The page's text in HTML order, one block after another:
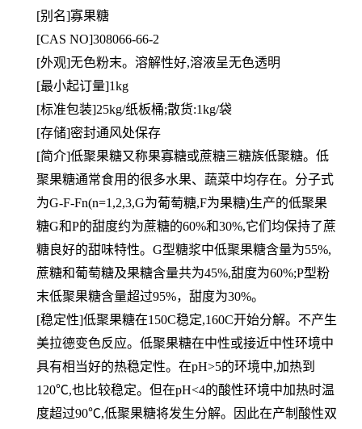
[别名]寡果糖
[CAS NO]308066-66-2
[外观]无色粉末。溶解性好,溶液呈无色透明
[最小起订量]1kg
[标准包装]25kg/纸板桶;散货:1kg/袋
[存储]密封通风处保存
[简介]低聚果糖又称果寡糖或蔗糖三糖族低聚糖。低
聚果糖通常食用的很多水果、蔬菜中均存在。分子式
为G-F-Fn(n=1,2,3,G为葡萄糖,F为果糖)生产的低聚果
糖G和P的甜度约为蔗糖的60%和30%,它们均保持了蔗
糖良好的甜味特性。G型糖浆中低聚果糖含量为55%,
蔗糖和葡萄糖及果糖含量共为45%,甜度为60%;P型粉
末低聚果糖含量超过95%，甜度为30%。
[稳定性]低聚果糖在150C稳定,160C开始分解。不产生
美拉德变色反应。低聚果糖在中性或接近中性环境中
具有相当好的热稳定性。在pH>5的环境中,加热到
120℃,也比较稳定。但在pH<4的酸性环境中加热时温
度超过90℃,低聚果糖将发生分解。因此在产制酸性双